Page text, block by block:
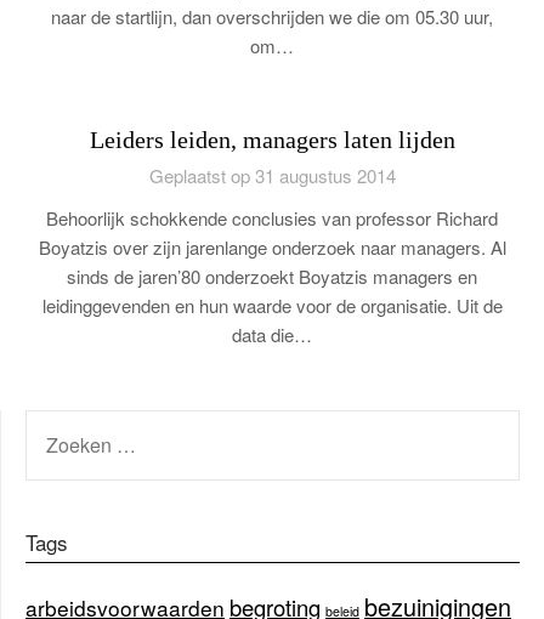
naar de startlijn, dan overschrijden we die om 05.30 uur,
om…
Leiders leiden, managers laten lijden
Geplaatst op 31 augustus 2014
Behoorlijk schokkende conclusies van professor Richard
Boyatzis over zijn jarenlange onderzoek naar managers. Al
sinds de jaren’80 onderzoekt Boyatzis managers en
leidinggevenden en hun waarde voor de organisatie. Uit de
data die…
NAAR:
Tags
arbeidsvoorwaarden begroting beleid bezuinigingen